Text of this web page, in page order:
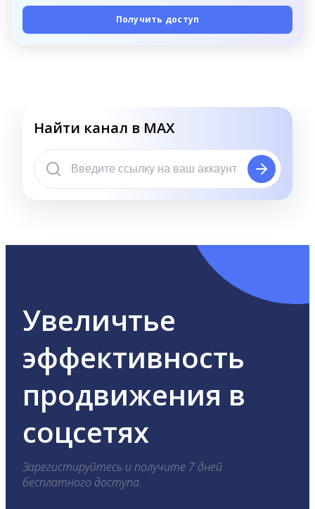
Получить доступ
Найти канал в MAX
Увеличтье
эффективность
продвижения в
соцсетях
Зарегистируйтесь и получите 7 дней
бесплатного доступа.